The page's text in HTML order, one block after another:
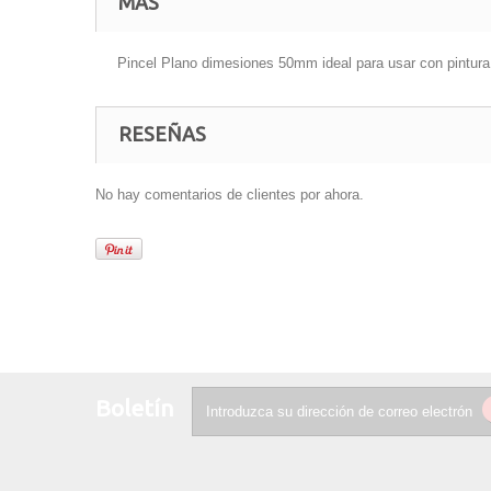
Pincel Plano dimesiones 50mm ideal para usar con
RESEÑAS
No hay comentarios de clientes por ahora.